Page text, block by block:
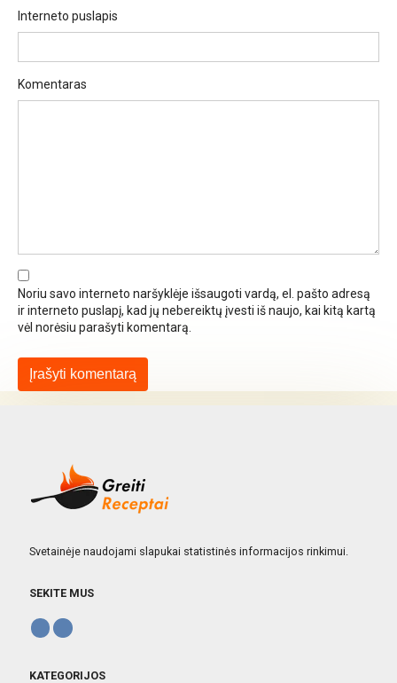
Interneto puslapis
Komentaras
Noriu savo interneto naršyklėje išsaugoti vardą, el. pašto adresą
ir interneto puslapį, kad jų nebereiktų įvesti iš naujo, kai kitą kartą
vėl norėsiu parašyti komentarą.
Svetainėje naudojami slapukai statistinės informacijos rinkimui.
SEKITE MUS
KATEGORIJOS